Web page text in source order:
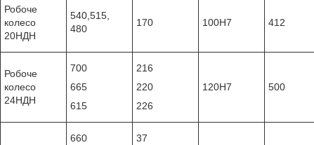
Робоче
колесо
20НДН
540,515,
480
170 100Н7 412
Робоче
колесо
24НДН
700
665
615
216
220
226
120Н7 500
660
37